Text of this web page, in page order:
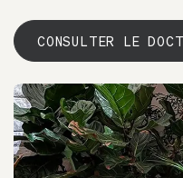
CONSULTER LE